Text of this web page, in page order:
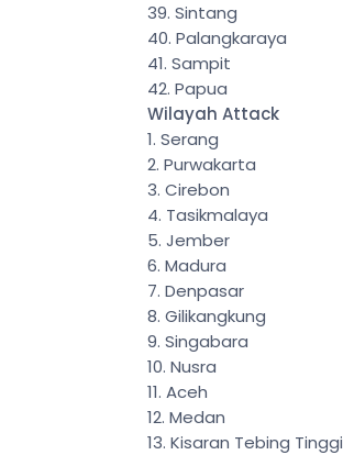
Sintang
Palangkaraya
Sampit
Papua
Wilayah Attack
Serang
Purwakarta
Cirebon
Tasikmalaya
Jember
Madura
Denpasar
Gilikangkung
Singabara
Nusra
Aceh
Medan
Kisaran Tebing Tinggi